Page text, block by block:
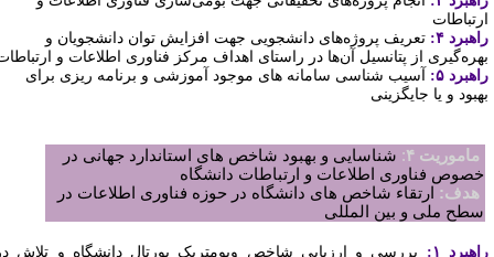
۴:
تعریف پروژه‌های دانشجویی جهت افزایش توان دانشجویان و
از پتانسیل آ‌ن‌ها در راستای اهداف مرکز فناوری اطلاعات و ارتباطات
۵:
آسیب شناسی سامانه های موجود آموزشی و برنامه ریزی برای
و یا جایگزینی
ماموریت ۴ :شناسایی و بهبود شاخص های استاندارد جهانی در
خصوص فناوری اطلاعات و ارتباطات دانشگاه
هدف:ارتقاء شاخص های دانشگاه در حوزه فناوری اطلاعات در
سطح ملی و بین المللی
۱:
بررسی و ارزیابی شاخص وبومتریک پورتال دانشگاه و تلاش در